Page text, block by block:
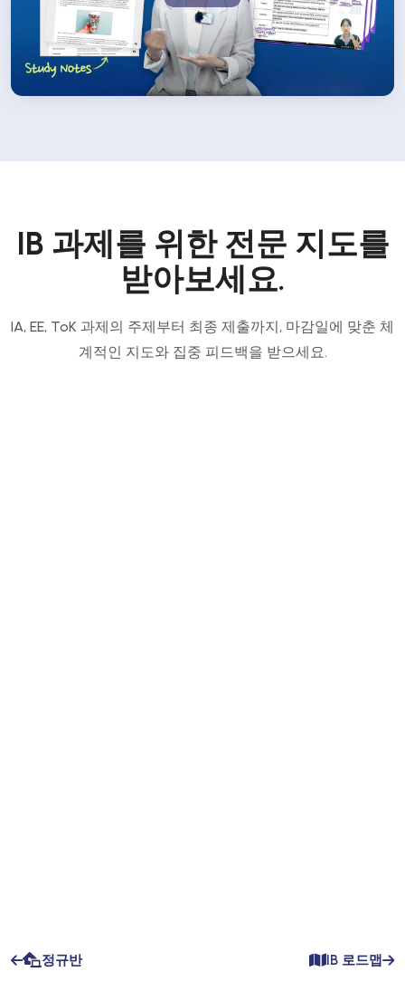
IB 과제를 위한 전문 지도를
받아보세요.
IA, EE, ToK 과제의 주제부터 최종 제출까지, 마감일에 맞춘 체
계적인 지도와 집중 피드백을 받으세요.
정규반 IB 로드맵